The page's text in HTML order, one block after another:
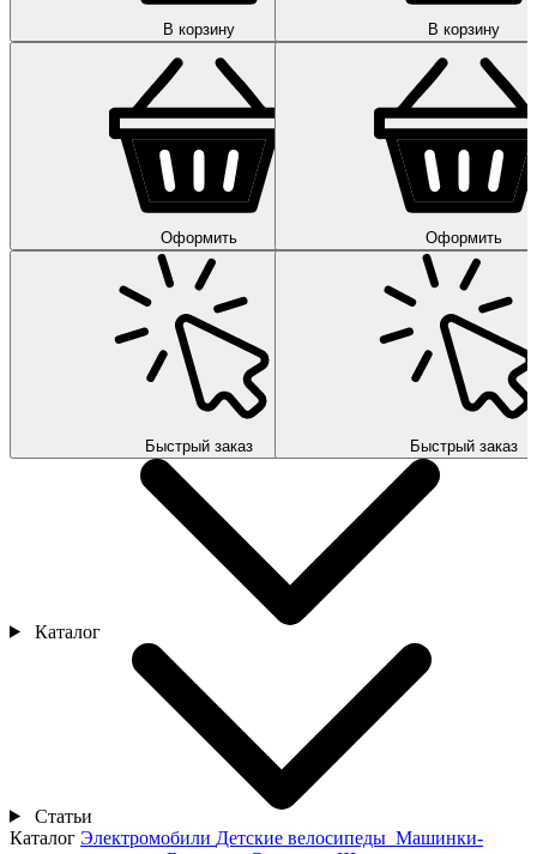
В корзину
Оформить
Быстрый заказ
В корзину
Оформить
Быстрый заказ
Каталог
Статьи
Каталог Электромобили Детские велосипеды Машинки-